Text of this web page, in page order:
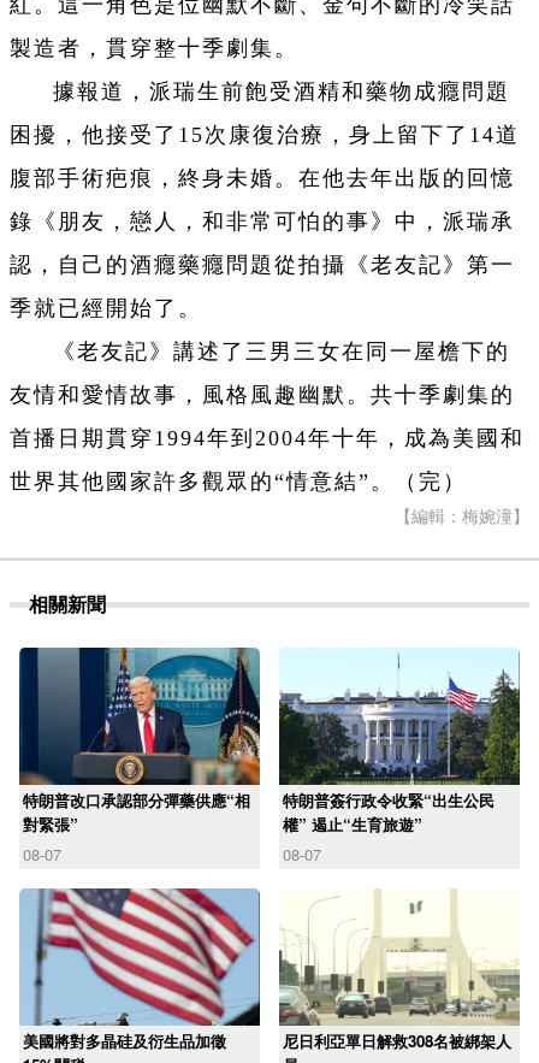
製造者，貫穿整十季劇集。
據報道，派瑞生前飽受酒精和藥物成癮問題
困擾，他接受了15次康復治療，身上留下了14道
腹部手術疤痕，終身未婚。在他去年出版的回憶
錄《朋友，戀人，和非常可怕的事》中，派瑞承
認，自己的酒癮藥癮問題從拍攝《老友記》第一
季就已經開始了。
《老友記》講述了三男三女在同一屋檐下的
友情和愛情故事，風格風趣幽默。共十季劇集的
首播日期貫穿1994年到2004年十年，成為美國和
世界其他國家許多觀眾的“情意結”。（完）
【編輯：梅婉潼】
相關新聞
特朗普改口承認部分彈藥供應“相
對緊張”
08-07
特朗普簽行政令收緊“出生公民
權” 遏止“生育旅遊”
08-07
美國將對多晶硅及衍生品加徵
尼日利亞單日解救308名被綁架人